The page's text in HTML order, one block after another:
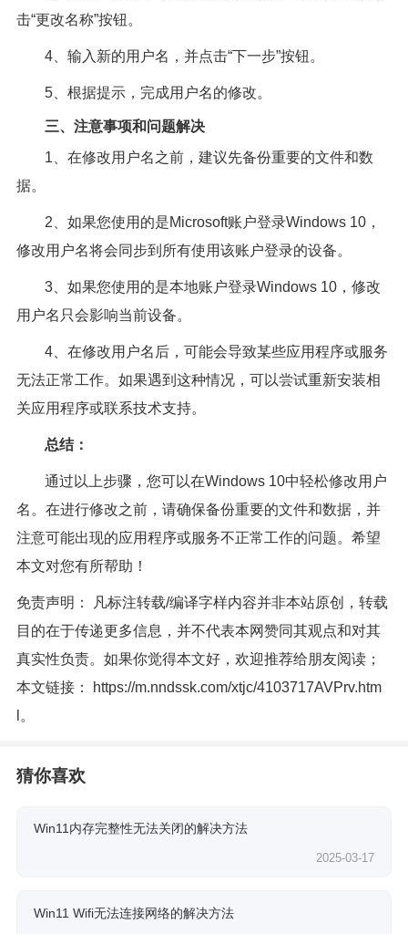
击“更改名称”按钮。
4、输入新的用户名，并点击“下一步”按钮。
5、根据提示，完成用户名的修改。
三、注意事项和问题解决
1、在修改用户名之前，建议先备份重要的文件和数
据。
2、如果您使用的是Microsoft账户登录Windows 10，
修改用户名将会同步到所有使用该账户登录的设备。
3、如果您使用的是本地账户登录Windows 10，修改
用户名只会影响当前设备。
4、在修改用户名后，可能会导致某些应用程序或服务
无法正常工作。如果遇到这种情况，可以尝试重新安装相
关应用程序或联系技术支持。
总结：
通过以上步骤，您可以在Windows 10中轻松修改用户
名。在进行修改之前，请确保备份重要的文件和数据，并
注意可能出现的应用程序或服务不正常工作的问题。希望
本文对您有所帮助！
免责声明： 凡标注转载/编译字样内容并非本站原创，转载
目的在于传递更多信息，并不代表本网赞同其观点和对其
真实性负责。如果你觉得本文好，欢迎推荐给朋友阅读；
本文链接：
https://m.nndssk.com/xtjc/4103717AVPrv.htm
。
猜你喜欢
Win11内存完整性无法关闭的解决方法
2025-03-17
Win11 Wifi无法连接网络的解决方法